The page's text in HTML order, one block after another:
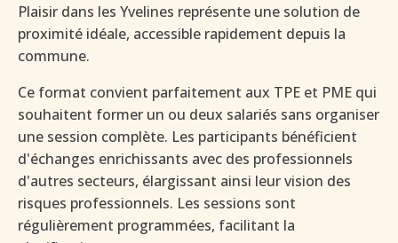
Plaisir dans les Yvelines représente une solution de
proximité idéale, accessible rapidement depuis la
commune.
Ce format convient parfaitement aux TPE et PME qui
souhaitent former un ou deux salariés sans organiser
une session complète. Les participants bénéficient
d'échanges enrichissants avec des professionnels
d'autres secteurs, élargissant ainsi leur vision des
risques professionnels. Les sessions sont
régulièrement programmées, facilitant la